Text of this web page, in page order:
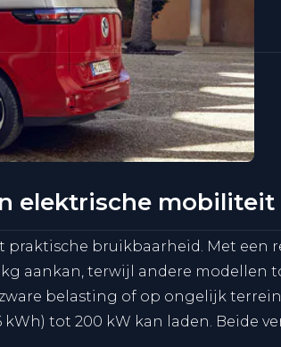
elektrische mobiliteit
praktische bruikbaarheid. Met
aankan, terwijl andere modellen
belasting of op ongelijk
tot 200 kW kan laden. Beide